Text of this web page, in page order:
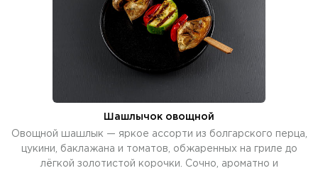
Шашлычок овощной
Овощной шашлык — яркое ассорти из болгарского перца,
цукини, баклажана и томатов, обжаренных на гриле до
лёгкой золотистой корочки. Сочно, ароматно и